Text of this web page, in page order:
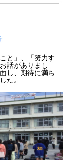
と」、「努力す
話がありまし
し、期待に満ち
た。